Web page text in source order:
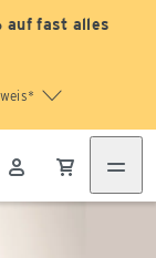
auf fast alles